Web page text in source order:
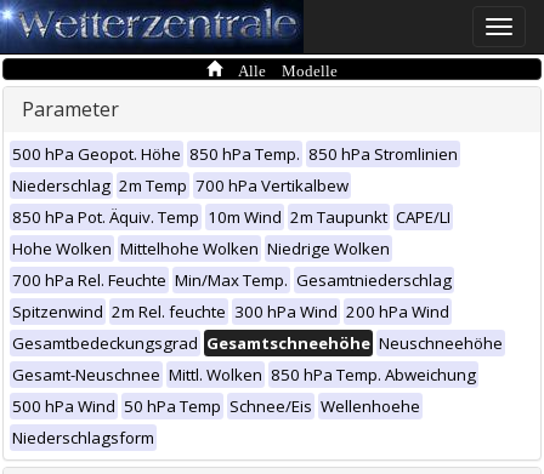
Toggle
Alle Modelle
Parameter
500 hPa Geopot. Höhe 850 hPa Temp. 850 hPa Stromlinien
Niederschlag 2m Temp 700 hPa Vertikalbew
850 hPa Pot. Äquiv. Temp 10m Wind 2m Taupunkt CAPE/LI
Hohe Wolken Mittelhohe Wolken Niedrige Wolken
700 hPa Rel. Feuchte Min/Max Temp. Gesamtniederschlag
Spitzenwind 2m Rel. feuchte 300 hPa Wind 200 hPa Wind
Gesamtbedeckungsgrad Gesamtschneehöhe Neuschneehöhe
Gesamt-Neuschnee Mittl. Wolken 850 hPa Temp. Abweichung
500 hPa Wind 50 hPa Temp Schnee/Eis Wellenhoehe
Niederschlagsform